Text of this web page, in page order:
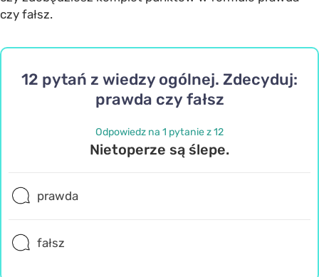
czy fałsz.
12 pytań z wiedzy ogólnej. Zdecyduj:
prawda czy fałsz
Odpowiedz na 1 pytanie z 12
Nietoperze są ślepe.
prawda
fałsz